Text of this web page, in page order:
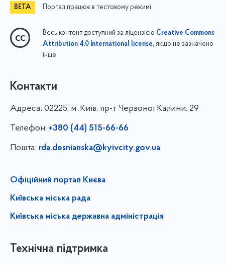
Портал працює в тестовому режимі
Весь контент доступний за ліцензією Creative Commons
Attribution 4.0 International license, якщо не зазначено
інше
Контакти
Адреса: 02225, м. Київ, пр-т Червоної Калини, 29
Телефон: +380 (44) 515-66-66
Пошта: rda.desnianska@kyivcity.gov.ua
Офіційний портал Києва
Київська міська рада
Київська міська державна адміністрація
Технічна підтримка